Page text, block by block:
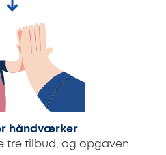
håndværker
tre tilbud, og opgaven